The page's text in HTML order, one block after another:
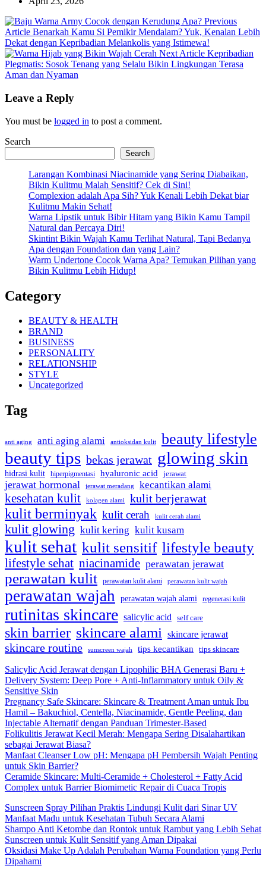
Previous
Article Previous
Post:
Benarkah Kamu Si Pemikir Mendalam? Yuk, Kenalan Lebih
Dekat dengan Kepribadian Melankolis yang Istimewa!
Next Article Next
Post:
Kepribadian
Plegmatis: Sosok Tenang yang Selalu Bikin Lingkungan Terasa
Aman dan Nyaman
Leave a Reply
You must be logged in to post a comment.
Search
Search
Larangan Kombinasi Niacinamide yang Sering Diabaikan,
Bikin Kulitmu Malah Sensitif? Cek di Sini!
Complexion adalah Apa Sih? Yuk Kenali Lebih Dekat biar
Kulitmu Makin Sehat!
Warna Lipstik untuk Bibir Hitam yang Bikin Kamu Tampil
Natural dan Percaya Diri!
Skintint Bikin Wajah Kamu Terlihat Natural, Tapi Bedanya
Apa dengan Foundation dan yang Lain?
Warm Undertone Cocok Warna Apa? Temukan Pilihan yang
Bikin Kulitmu Lebih Hidup!
Category
BEAUTY & HEALTH
BRAND
BUSINESS
PERSONALITY
RELATIONSHIP
STYLE
Uncategorized
Tag
anti aging anti aging alami antioksidan kulit beauty lifestyle
beauty tips bekas jerawat glowing skin
hidrasi kulit hiperpigmentasi hyaluronic acid jerawat
jerawat hormonal jerawat meradang kecantikan alami
kesehatan kulit kolagen alami kulit berjerawat
kulit berminyak kulit cerah kulit cerah alami
kulit glowing kulit kering kulit kusam
kulit sehat kulit sensitif lifestyle beauty
lifestyle sehat niacinamide perawatan jerawat
perawatan kulit perawatan kulit alami perawatan kulit wajah
perawatan wajah perawatan wajah alami regenerasi kulit
rutinitas skincare salicylic acid self care
skin barrier skincare alami skincare jerawat
skincare routine sunscreen wajah tips kecantikan tips skincare
Salicylic Acid Jerawat dengan Lipophilic BHA Generasi Baru +
Delivery System: Deep Pore + Anti-Inflammatory untuk Oily &
Sensitive Skin
Pregnancy Safe Skincare: Skincare & Treatment Aman untuk Ibu
Hamil – Bakuchiol, Centella, Niacinamide, Gentle Peeling, dan
Injectable Alternatif dengan Panduan Trimester-Based
Folikulitis Jerawat Kecil Merah: Mengapa Sering Disalahartikan
sebagai Jerawat Biasa?
Manfaat Cleanser Low pH: Mengapa pH Pembersih Wajah Penting
untuk Skin Barrier?
Ceramide Skincare: Multi-Ceramide + Cholesterol + Fatty Acid
Complex untuk Barrier Biomimetic Repair di Cuaca Tropis
Sunscreen Spray Pilihan Praktis Lindungi Kulit dari Sinar UV
Manfaat Madu untuk Kesehatan Tubuh Secara Alami
Shampo Anti Ketombe dan Rontok untuk Rambut yang Lebih Sehat
Sunscreen untuk Kulit Sensitif yang Aman Dipakai
Oksidasi Make Up Adalah Perubahan Warna Foundation yang Perlu
Dipahami